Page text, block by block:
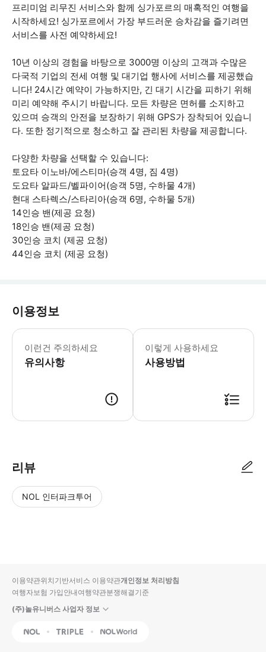
프리미엄 리무진 서비스와 함께 싱가포르의 매혹적인 여행을
시작하세요! 싱가포르에서 가장 부드러운 승차감을 즐기려면
서비스를 사전 예약하세요!
10년 이상의 경험을 바탕으로 3000명 이상의 고객과 수많은
다국적 기업의 전세 여행 및 대기업 행사에 서비스를 제공했습
니다! 24시간 예약이 가능하지만, 긴 대기 시간을 피하기 위해
미리 예약해 주시기 바랍니다. 모든 차량은 면허를 소지하고
있으며 승객의 안전을 보장하기 위해 GPS가 장착되어 있습니
다. 또한 정기적으로 청소하고 잘 관리된 차량을 제공합니다.
다양한 차량을 선택할 수 있습니다:
토요타 이노바/에스티마(승객 4명, 짐 4명)
도요타 알파드/벨파이어(승객 5명, 수하물 4개)
현대 스타렉스/스타리아(승객 6명, 수하물 5개)
14인승 밴(제공 요청)
18인승 밴(제공 요청)
30인승 코치 (제공 요청)
44인승 코치 (제공 요청)
이용정보
이런건 주의하세요
유의사항
이름, WhatsApp/아이메시지/전화 번
이렇게 사용하세요
사용방법
리뷰
NOL 인터파크투어
입니
다.
순
상
이용약관위치기반서비스 이용약관개인정보 처리방침
여행자보험 가입안내여행약관분쟁해결기준
(주)놀유니버스 사업자 정보
NOL Triple Interpark Global